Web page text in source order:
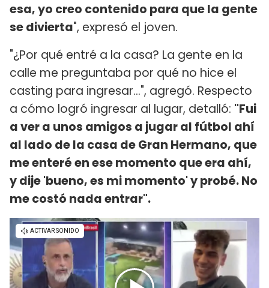
esa, yo creo contenido para que la gente
se divierta", expresó el joven.
"¿Por qué entré a la casa? La gente en la
calle me preguntaba por qué no hice el
casting para ingresar...", agregó. Respecto
a cómo logró ingresar al lugar, detalló: "Fui
a ver a unos amigos a jugar al fútbol ahí
al lado de la casa de Gran Hermano, que
me enteré en ese momento que era ahí,
y dije 'bueno, es mi momento' y probé. No
me costó nada entrar".